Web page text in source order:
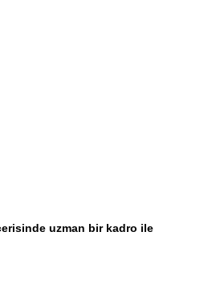
uzman bir kadro ile